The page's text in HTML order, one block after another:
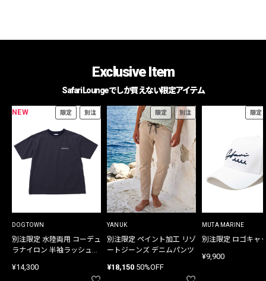
Exclusive Item
Safari Loungeでしか買えない限定アイテム
NEW 限定 別注
DOGTOWN
別注限定 水陸両用 コーデュ
ラナイロン 半袖ラッシュガ
¥14,300
限定 別注
YANUK
別注限定 ペイント加工 リゾ
ートジーンズ デニムパンツ
¥18,150 50%OFF
限定
MUTA MARINE
別注限定 ロゴキャ
¥9,900